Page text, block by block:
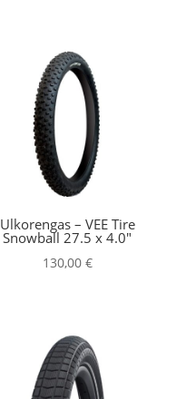
Ulkorengas – VEE Tire
Snowball 27.5 x 4.0″
130,00 €